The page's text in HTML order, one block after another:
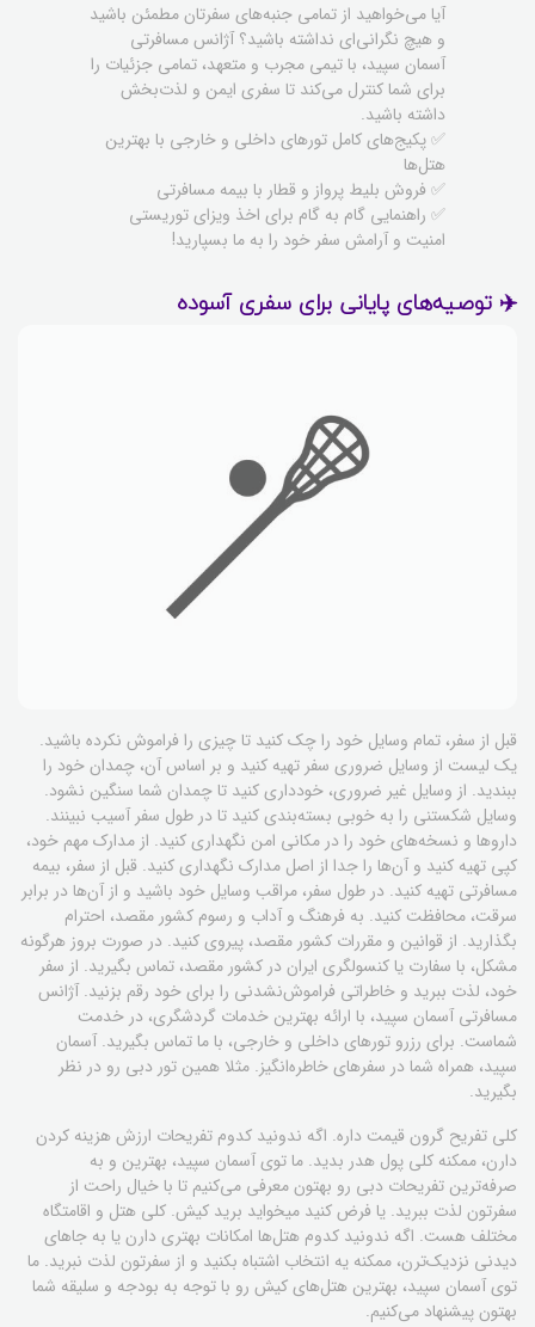
آیا می‌خواهید از تمامی جنبه‌های سفرتان مطمئن باشید
و هیچ نگرانی‌ای نداشته باشید؟ آژانس مسافرتی
آسمان سپید، با تیمی مجرب و متعهد، تمامی جزئیات را
برای شما کنترل می‌کند تا سفری ایمن و لذت‌بخش
داشته باشید.
✅ پکیج‌های کامل تورهای داخلی و خارجی با بهترین
هتل‌ها
✅ فروش بلیط پرواز و قطار با بیمه مسافرتی
✅ راهنمایی گام به گام برای اخذ ویزای توریستی
امنیت و آرامش سفر خود را به ما بسپارید!
✈️ توصیه‌های پایانی برای سفری آسوده
قبل از سفر، تمام وسایل خود را چک کنید تا چیزی را فراموش نکرده باشید.
یک لیست از وسایل ضروری سفر تهیه کنید و بر اساس آن، چمدان خود را
ببندید. از وسایل غیر ضروری، خودداری کنید تا چمدان شما سنگین نشود.
وسایل شکستنی را به خوبی بسته‌بندی کنید تا در طول سفر آسیب نبینند.
داروها و نسخه‌های خود را در مکانی امن نگهداری کنید. از مدارک مهم خود،
کپی تهیه کنید و آن‌ها را جدا از اصل مدارک نگهداری کنید. قبل از سفر، بیمه
مسافرتی تهیه کنید. در طول سفر، مراقب وسایل خود باشید و از آن‌ها در برابر
سرقت، محافظت کنید. به فرهنگ و آداب و رسوم کشور مقصد، احترام
بگذارید. از قوانین و مقررات کشور مقصد، پیروی کنید. در صورت بروز هرگونه
مشکل، با سفارت یا کنسولگری ایران در کشور مقصد، تماس بگیرید. از سفر
خود، لذت ببرید و خاطراتی فراموش‌نشدنی را برای خود رقم بزنید. آژانس
مسافرتی آسمان سپید، با ارائه بهترین خدمات گردشگری، در خدمت
شماست. برای رزرو تورهای داخلی و خارجی، با ما تماس بگیرید. آسمان
سپید، همراه شما در سفرهای خاطره‌انگیز. مثلا همین تور دبی رو در نظر
بگیرید.
کلی تفریح گرون قیمت داره. اگه ندونید کدوم تفریحات ارزش هزینه کردن
دارن، ممکنه کلی پول هدر بدید. ما توی آسمان سپید، بهترین و به
صرفه‌ترین تفریحات دبی رو بهتون معرفی می‌کنیم تا با خیال راحت از
سفرتون لذت ببرید. یا فرض کنید میخواید برید کیش. کلی هتل و اقامتگاه
مختلف هست. اگه ندونید کدوم هتل‌ها امکانات بهتری دارن یا به جاهای
دیدنی نزدیک‌ترن، ممکنه یه انتخاب اشتباه بکنید و از سفرتون لذت نبرید. ما
توی آسمان سپید، بهترین هتل‌های کیش رو با توجه به بودجه و سلیقه شما
بهتون پیشنهاد می‌کنیم.